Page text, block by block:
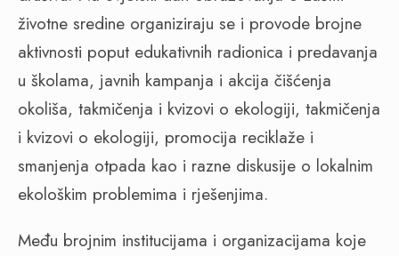
životne sredine organiziraju se i provode brojne
aktivnosti poput edukativnih radionica i predavanja
u školama, javnih kampanja i akcija čišćenja
okoliša, takmičenja i kvizovi o ekologiji, takmičenja
i kvizovi o ekologiji, promocija reciklaže i
smanjenja otpada kao i razne diskusije o lokalnim
ekološkim problemima i rješenjima.
Među brojnim institucijama i organizacijama koje